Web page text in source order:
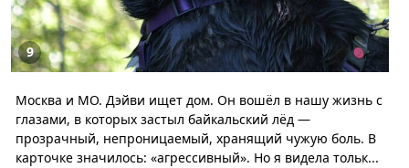
9
Москва и МО. Дэйви ищет дом. Он вошёл в нашу жизнь с
глазами, в которых застыл байкальский лёд —
прозрачный, непроницаемый, хранящий чужую боль. В
карточке значилось: «агрессивный». Но я видела тольк...